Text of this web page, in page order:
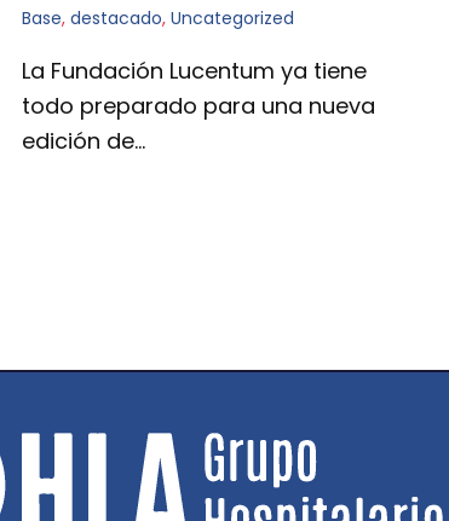
Base, destacado, Uncategorized
La Fundación Lucentum ya tiene
todo preparado para una nueva
edición de…